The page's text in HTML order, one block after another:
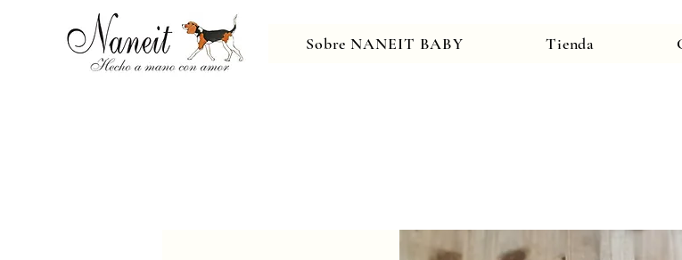
Sobre NANEIT BABY Tienda